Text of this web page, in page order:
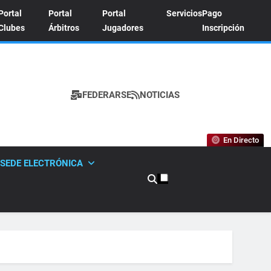
Portal
Árbitros
Portal
Jugadores
ServiciosPago
Inscripción
DE TENIS
FEDERARSE NOTICIAS
En Directo
SEDE ELECTRÓNICA